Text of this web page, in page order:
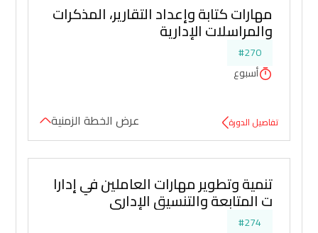
مهارات كتابة وإعداد التقارير، المذكرات
والمراسلات الإدارية
#270
أسبوع
تفاصيل الدورة عرض الخطة الزمنية
تنمية وتطوير مهارات العاملين في إدارا
ت المتابعة والتنسيق الإداري
#274